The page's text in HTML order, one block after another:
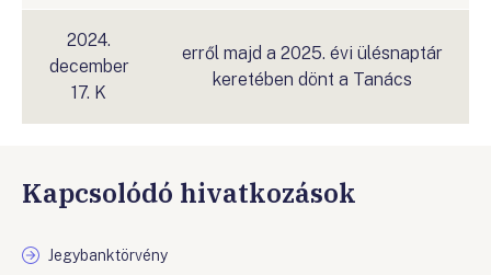
2024.
december
17. K
erről majd a 2025. évi ülésnaptár
keretében dönt a Tanács
Kapcsolódó hivatkozások
Jegybanktörvény